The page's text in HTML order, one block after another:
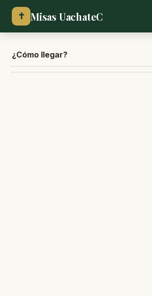
✝ Misas UachateC
¿Cómo llegar?